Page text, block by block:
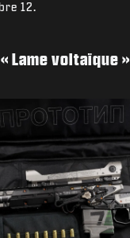
12.
Lame voltaïque »